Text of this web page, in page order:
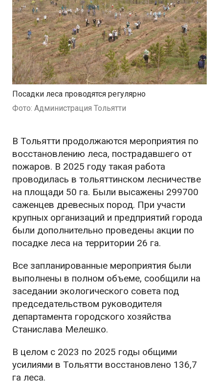
Посадки леса проводятся регулярно
Фото: Администрация Тольятти
В Тольятти продолжаются мероприятия по
восстановлению леса, пострадавшего от
пожаров. В 2025 году такая работа
проводилась в тольяттинском лесничестве
на площади 50 га. Были высажены 299700
саженцев древесных пород. При участи
крупных организаций и предприятий города
были дополнительно проведены акции по
посадке леса на территории 26 га.
Все запланированные мероприятия были
выполнены в полном объеме, сообщили на
заседании экологического совета под
председательством руководителя
департамента городского хозяйства
Станислава Мелешко.
В целом с 2023 по 2025 годы общими
усилиями в Тольятти восстановлено 136,7
га леса.